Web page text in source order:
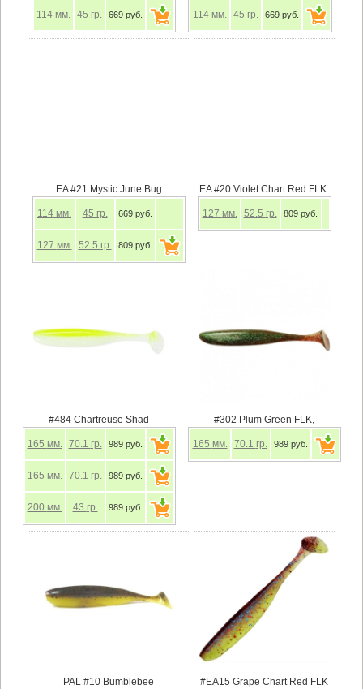
114 мм. 45 гр. 669 руб. 114 мм. 45 гр. 669 руб.
EA #21 Mystic June Bug
114 мм. 45 гр. 669 руб.
127 мм. 52.5 гр. 809 руб.
EA #20 Violet Chart Red FLK.
127 мм. 52.5 гр. 809 руб.
#484 Chartreuse Shad
165 мм. 70.1 гр. 989 руб.
165 мм. 70.1 гр. 989 руб.
200 мм. 43 гр. 989 руб.
#302 Plum Green FLK,
165 мм. 70.1 гр. 989 руб.
PAL #10 Bumblebee #EA15 Grape Chart Red FLK